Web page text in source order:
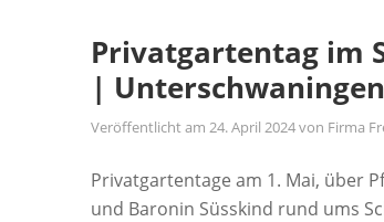
Privatgartentag im
|
Veröffentlicht am 24. April 2024von Firma
Privatgartentage am 1. Mai, über
und Baronin Süsskind rund ums